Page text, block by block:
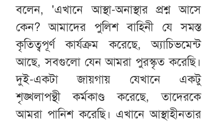
বলেন, 'এখানে আস্থা-অনাস্থার প্রশ্ন আসে
কেন? আমাদের পুলিশ বাহিনী যে সমস্ত
কৃতিত্বপূর্ণ কার্যক্রম করেছে, অ্যাচিভমেন্ট
আছে, সবগুলো যেন আমরা পুরস্কৃত করেছি।
দুই-একটা জায়গায় যেখানে একটু
শৃঙ্খলাপন্থী কর্মকাণ্ড করেছে, তাদেরকে
আমরা পানিশ করেছি। এখানে আস্থাহীনতার